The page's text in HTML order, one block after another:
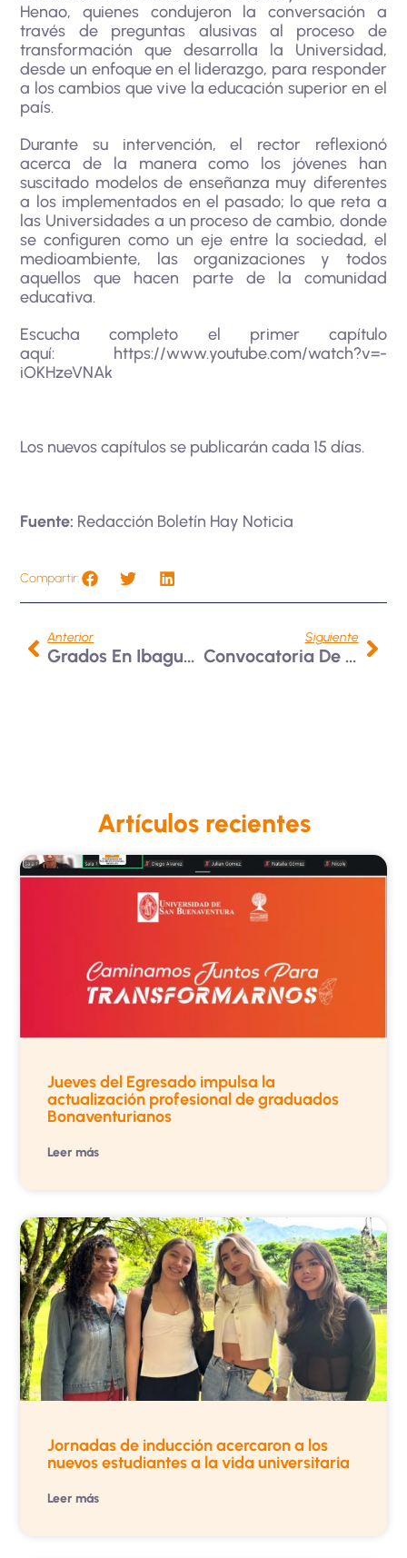
Henao, quienes condujeron la conversación a
través de preguntas alusivas al proceso de
transformación que desarrolla la Universidad,
desde un enfoque en el liderazgo, para responder
a los cambios que vive la educación superior en el
país.
Durante su intervención, el rector reflexionó
acerca de la manera como los jóvenes han
suscitado modelos de enseñanza muy diferentes
a los implementados en el pasado; lo que reta a
las Universidades a un proceso de cambio, donde
se configuren como un eje entre la sociedad, el
medioambiente, las organizaciones y todos
aquellos que hacen parte de la comunidad
educativa.
Escucha completo el primer capítulo
aquí: https://www.youtube.com/watch?v=-
iOKHzeVNAk
Los nuevos capítulos se publicarán cada 15 días.
Fuente: Redacción Boletín Hay Noticia
Compartir:
Anterior
Grados En Ibagué 2024 – 2
Siguiente
Convocatoria De Intercambio En La Universidad Austral De Chile 01-2025
Artículos recientes
Jueves del Egresado impulsa la
actualización profesional de graduados
Bonaventurianos
Leer más
Jornadas de inducción acercaron a los
nuevos estudiantes a la vida universitaria
Leer más